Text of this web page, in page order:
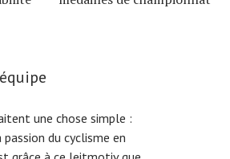
une chose simple :
du cyclisme en